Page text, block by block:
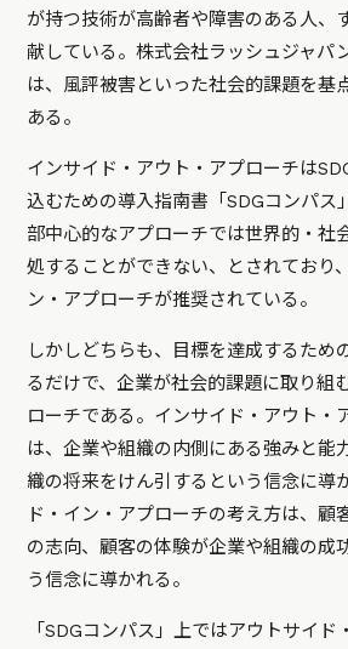
が持つ技術が高齢者や障害のある人、
献している。株式会社ラッシュジャパ
は、風評被害といった社会的課題を基
ある。
インサイド・アウト・アプローチは
込むための導入指南書「SDGコンパス
部中心的なアプローチでは世界的・社
処することができない、とされており
ン・アプローチが推奨されている。
しかしどちらも、目標を達成するため
るだけで、企業が社会的課題に取り組
ローチである。インサイド・アウト・
は、企業や組織の内側にある強みと能
織の将来をけん引するという信念に導
ド・イン・アプローチの考え方は、顧
の志向、顧客の体験が企業や組織の成
う信念に導かれる。
「SDGコンパス」上ではアウトサイド